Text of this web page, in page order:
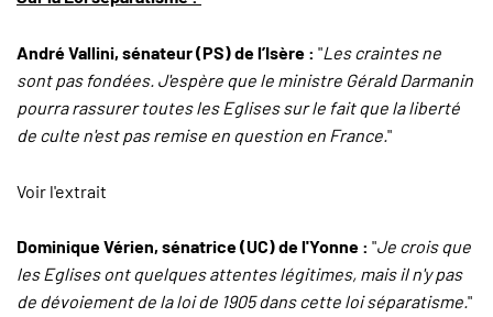
André Vallini, sénateur (PS) de l’Isère : "Les craintes ne
sont pas fondées. J'espère que le ministre Gérald Darmanin
pourra rassurer toutes les Eglises sur le fait que la liberté
de culte n'est pas remise en question en France."
Voir l'extrait
Dominique Vérien, sénatrice (UC) de l'Yonne : "Je crois que
les Eglises ont quelques attentes légitimes, mais il n'y pas
de dévoiement de la loi de 1905 dans cette loi séparatisme."